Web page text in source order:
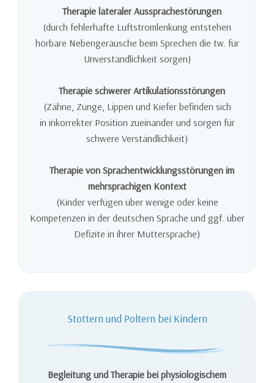
Therapie lateraler Aussprachestörungen
(durch fehlerhafte Luftstromlenkung entstehen
hörbare Nebengeräusche beim Sprechen die tw. für
Unverständlichkeit sorgen)
Therapie schwerer Artikulationsstörungen
(Zähne, Zunge, Lippen und Kiefer befinden sich
in inkorrekter Position zueinander und sorgen für
schwere Verständlichkeit)
Therapie von Sprachentwicklungsstörungen im
mehrsprachigen Kontext
(Kinder verfügen über wenige oder keine
Kompetenzen in der deutschen Sprache und ggf. über
Defizite in ihrer Muttersprache)
Stottern und Poltern bei Kindern
Begleitung und Therapie bei physiologischem